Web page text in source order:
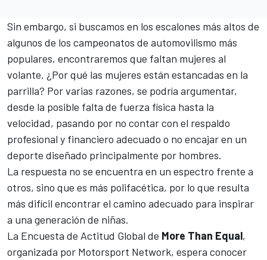
Sin embargo, si buscamos en los escalones más altos de
algunos de los campeonatos de automovilismo más
populares, encontraremos que faltan mujeres al
volante. ¿Por qué las mujeres están estancadas en la
parrilla? Por varias razones, se podría argumentar,
desde la posible falta de fuerza física hasta la
velocidad, pasando por no contar con el respaldo
profesional y financiero adecuado o no encajar en un
deporte diseñado principalmente por hombres.
La respuesta no se encuentra en un espectro frente a
otros, sino que es más polifacética, por lo que resulta
más difícil encontrar el camino adecuado para inspirar
a una generación de niñas.
La Encuesta de Actitud Global de More Than Equal,
organizada por Motorsport Network, espera conocer